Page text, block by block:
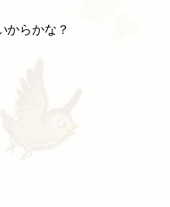
からかな？